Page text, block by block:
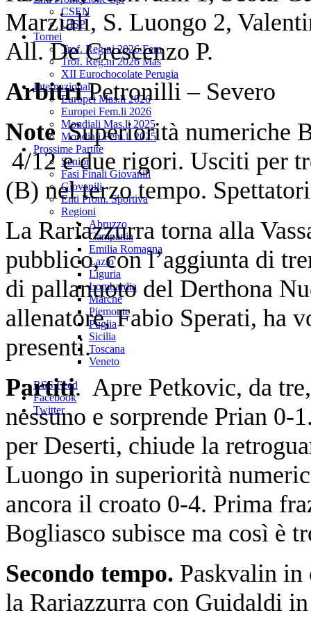
CSEN
UISP
Tornei
Trof. Reg.ni 2026 Fem
Trof. Reg.ni 2026 Mas
XII Eurochocolate Perugia
Internazionali
Europei Mas.li 2026
Europei Fem.li 2026
Mondiali Mas.li 2025
Mondiali Fem.li 2025
Prossime Partite
Senior
Fasi Finali Giovanili
Giovanili
Enti Prom. Sportiva
Regioni
Abruzzo
Campania
Emilia Romagna
Lazio
Liguria
Lombardia
Marche
Piemonte
Puglia
Sicilia
Toscana
Veneto
RSS Feed
Facebook
Twitter
Marziali, S. Luongo 2,
All. De Crescenzo P.
ArbitriPetronilli – Severo
Note Superiorità numeriche
4/12 e due rigori. Usciti per
(B) nel terzo tempo.
La Rariazzurra torna alla
pubblico, con l’aggiunta di
di pallanuoto del Derthona
allenatore, Fabio Sperati, ha
presenti.
Partiti. Apre Petkovic, da
nessuno e sorprende Prian
per Deserti, chiude la
Luongo in superiorità
ancora il croato 0-4. Prima
Bogliasco subisce ma così è
Secondo tempo. Paskvalin in
la Rariazzurra con Guidaldi